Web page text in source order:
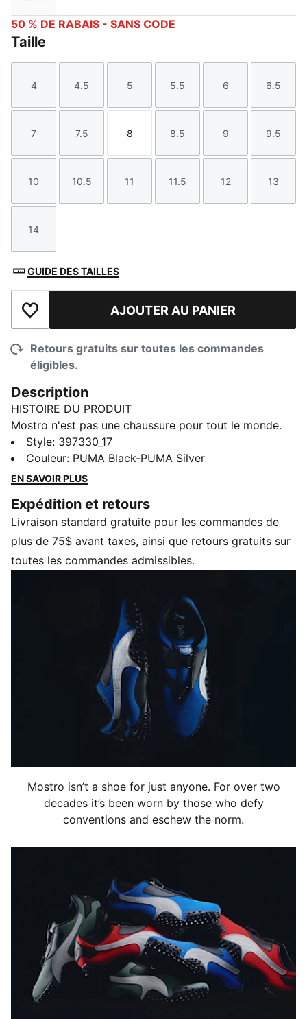
50 % DE RABAIS - SANS CODE
Taille
Taille
4
Taille
4.5
Taille
5
Taille
5.5
Taille
6
Taille
6.5
Taille
7
Taille
7.5
Taille
8
Taille
8.5
Taille
9
Taille
9.5
Taille
10
Taille
10.5
Taille
11
Taille
11.5
Taille
12
Taille
13
Taille
14
GUIDE DES TAILLES
Ajouter à la liste de souhaits
AJOUTER AU PANIER
Retours gratuits sur toutes les commandes
éligibles.
Description
HISTOIRE DU PRODUIT
Mostro n'est pas une chaussure pour tout le monde.
Depuis plus de deux décennies, elle est portée par
ceux qui défient les conventions et évitent la norme.
Tirant son nom du mot italien signifiant monstre,
univers différents : les pointes de sprint élégantes des
années 60 et les chaussures de surf des années 80.
Aujourd’hui encore, elle continue de captiver par son
design distinctif et sculptural, sa forme discrète et sa
semelle à pointes avant-gardiste.
Détails de marque PUMA
Étiquette tissée sur la languette
Semelle intérieure en textile
Semelle extérieure en caoutchouc
Style: 397330_17
Couleur: PUMA Black-PUMA Silver
EN SAVOIR PLUS
Expédition et retours
Livraison standard gratuite pour les commandes de
plus de 75$ avant taxes, ainsi que retours gratuits sur
toutes les commandes admissibles.
Mostro isn’t a shoe for just anyone. For over two
decades it’s been worn by those who defy
conventions and eschew the norm.